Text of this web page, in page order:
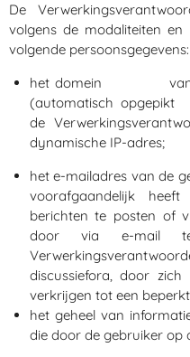
De
volgens de modaliteiten en
volgende persoonsgegevens:
het domein
(automatisch
de
dynamische IP-adres;
het e-mailadres van de
voorafgaandelijk
berichten te posten of
door via e-mail
discussiefora, door
verkrijgen tot een
het geheel van
die door de gebruiker op